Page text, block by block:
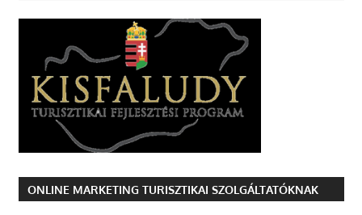
ONLINE MARKETING TURISZTIKAI SZOLGÁLTATÓKNAK